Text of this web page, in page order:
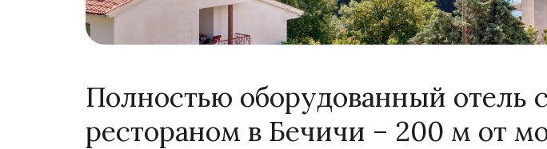
Полностью оборудованный отель с
рестораном в Бечичи – 200 м от